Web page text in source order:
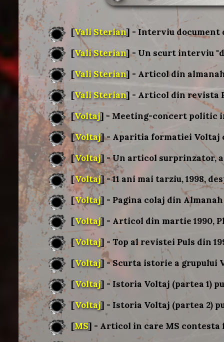
[Vali Sterian] - Interviu document
[Vali Sterian] - Un scurt interviu
[Vali Sterian] - Articol din
[Vali Sterian] - Articol din revista
[Voltaj] - Meeting-concert politic
[Voltaj] - Aparitia formatiei Voltaj
[Voltaj] - Un articol surprinzator,
[Voltaj] - 11 ani mai tarziu, 1998,
[Voltaj] - Pagina colaj din
[Voltaj] - Articol din martie 1990,
[Voltaj] - Top al revistei Puls din
[Voltaj] - Scurta istorie a grupului
[Voltaj] - Istoria Voltaj (partea 1)
[Voltaj] - Istoria Voltaj (partea 2)
[MS] - Articol in care MS contesta